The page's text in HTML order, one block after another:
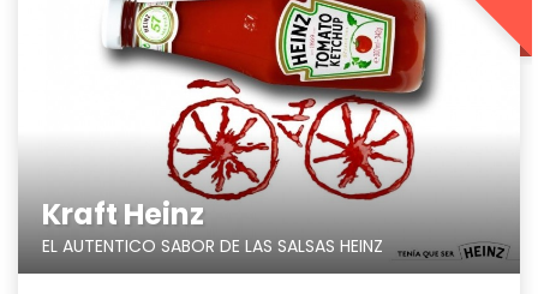
Kraft Heinz
EL AUTENTICO SABOR DE LAS SALSAS HEINZ